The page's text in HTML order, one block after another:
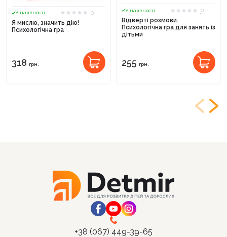
У наявності
0
Я мислю, значить дію!
Психологічна гра
318 грн.
У наявності
0
Відверті розмови.
Психологічна гра для занять із
дітьми
255 грн.
+38 (067) 449-39-65